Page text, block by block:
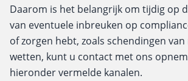
Daarom is het belangrijk om tijdig op
van eventuele inbreuken op
of zorgen hebt, zoals schendingen
wetten, kunt u contact met ons
hieronder vermelde kanalen.